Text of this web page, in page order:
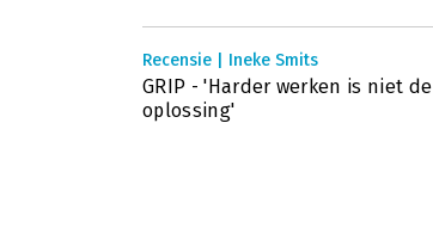
Recensie | Ineke Smits
GRIP - 'Harder werken is niet de
oplossing'